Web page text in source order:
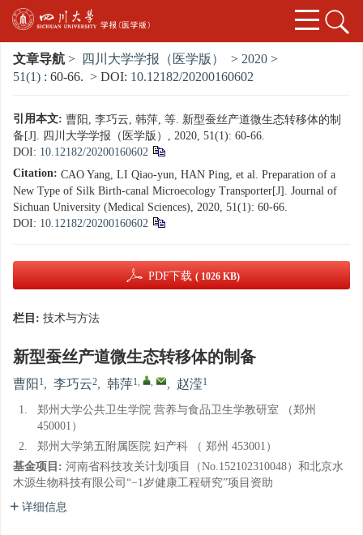
文章导航 > 四川大学学报（医学版） > 2020 >
51(1) : 60-66. > DOI: 10.12182/20200160602
引用本文: 曹阳, 李巧云, 韩萍, 等. 新型蚕丝产道微生态转移体的制
备[J]. 四川大学学报（医学版）, 2020, 51(1): 60-66.
DOI: 10.12182/20200160602
Citation: CAO Yang, LI Qiao-yun, HAN Ping, et al. Preparation of a
New Type of Silk Birth-canal Microecology Transporter[J]. Journal of
Sichuan University (Medical Sciences), 2020, 51(1): 60-66.
DOI: 10.12182/20200160602
PDF下载 ( 1026 KB)
栏目: 技术与方法
新型蚕丝产道微生态转移体的制备
曹阳 1, 李巧云2, 韩萍1, , , 赵滢1
1.
郑州大学公共卫生学院 营养与食品卫生学教研室 （郑州
450001）
2.
郑州大学第五附属医院 妇产科 （ 郑州 453001）
基金项目: 河南省科技攻关计划项目（No.152102310048）和北京水
木源生物科技有限公司“−1岁健康工程研究”项目资助
详细信息